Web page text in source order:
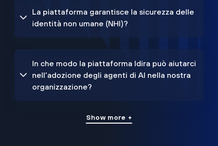
La piattaforma garantisce la sicurezza delle
identità non umane (NHI)?
In che modo la piattaforma Idira può aiutarci
nell'adozione degli agenti di AI nella nostra
organizzazione?
Show more +